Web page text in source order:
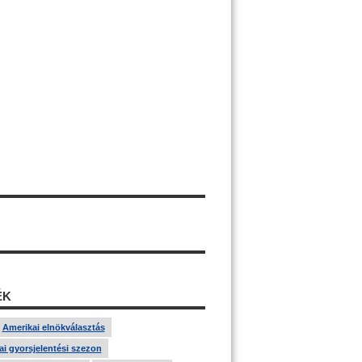
Amerikai elnökválasztás
gyorsjelentési szezon